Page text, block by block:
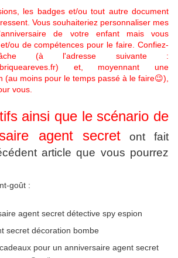
les badges et/ou tout autre document
Vous souhaiteriez personnaliser mes
de votre enfant mais vous
ou de compétences pour le faire. Confiez-
(à l'adresse suivante :
et, moyennant une
(au moins pour le temps passé à le faire😉),
vous.
ainsi que le scénario de
agent secret ont fait
article que vous pourrez
goût :